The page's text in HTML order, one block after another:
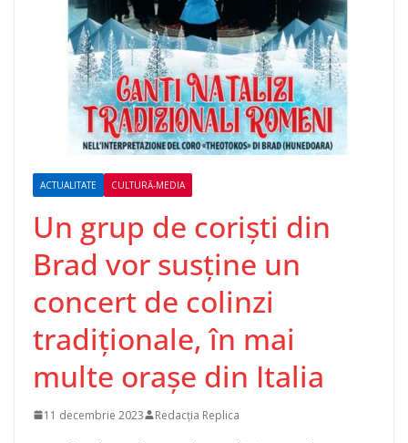
ACTUALITATE CULTURĂ-MEDIA
Un grup de coriști din
Brad vor susține un
concert de colinzi
tradiționale, în mai
multe orașe din Italia
11 decembrie 2023 Redacția Replica